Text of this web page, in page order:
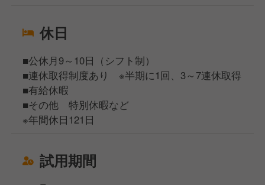
休日
■公休月9～10日（シフト制）
■連休取得制度あり ※半期に1回、3～7連休取得
■有給休暇
■その他 特別休暇など
※年間休日121日
試用期間